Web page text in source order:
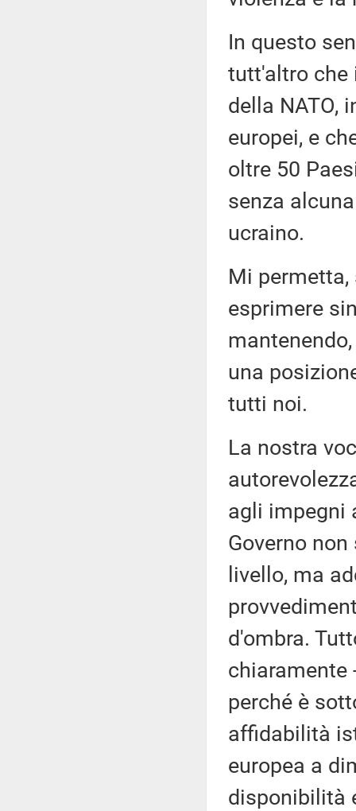
In questo
tutt'altro che
della NATO,
europei, e
oltre 50
senza
ucraino.
Mi permetta,
esprimere
una
tutti noi.
La nostra
agli impegni
Governo
livello, ma
d'ombra.
chiaramente
perché è
affidabilità
europea a
disponibilità